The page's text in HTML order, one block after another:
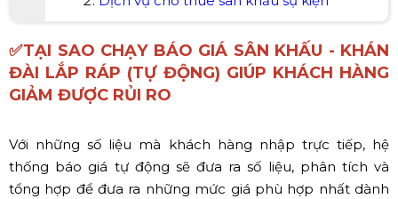
✅TẠI SAO CHẠY BÁO GIÁ SÂN KHẤU - KHÁN
ĐÀI LẮP RÁP (TỰ ĐỘNG) GIÚP KHÁCH HÀNG
GIẢM ĐƯỢC RỦI RO
Với những số liệu mà khách hàng nhập trực tiếp, hệ
thống báo giá tự động sẽ đưa ra số liệu, phân tích và
tổng hợp để đưa ra những mức giá phù hợp nhất dành